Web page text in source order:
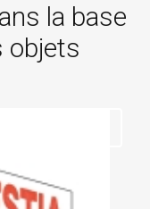
la base
objets